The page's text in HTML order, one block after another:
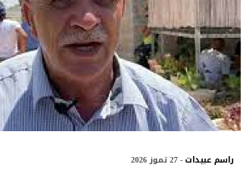
راسم عبيدات- 27 تموز 2026